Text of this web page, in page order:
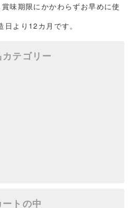
味期限にかかわらずお早めに使
より12カ月です。
テゴリー
ートの中